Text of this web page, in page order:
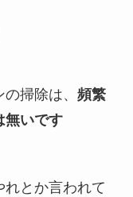
掃除は、 頻繁
無いです
れとか言われて